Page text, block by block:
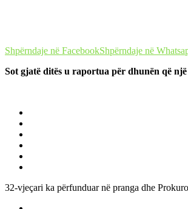
Shpërndaje në FacebookShpërndaje në
Sot gjatë ditës u raportua për dhunën që
32-vjeçari ka përfunduar në pranga dhe